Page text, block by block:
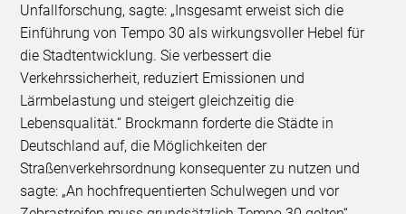
Unfallforschung, sagte: „Insgesamt erweist sich die
Einführung von Tempo 30 als wirkungsvoller Hebel für
die Stadtentwicklung. Sie verbessert die
Verkehrssicherheit, reduziert Emissionen und
Lärmbelastung und steigert gleichzeitig die
Lebensqualität.“ Brockmann forderte die Städte in
Deutschland auf, die Möglichkeiten der
Straßenverkehrsordnung konsequenter zu nutzen und
sagte: „An hochfrequentierten Schulwegen und vor